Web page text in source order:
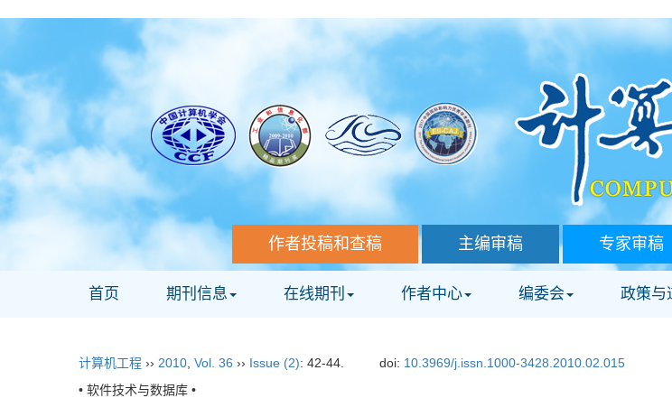
作者投稿和查稿 主编审稿 专家审稿
首页 期刊信息 在线期刊 作者中心 编委会 政策与
计算机工程 ›› 2010 Vol. 36 ›› Issue (2): 42-44. doi: 10.3969/j.issn.1000-3428.2010.02.015
• 软件技术与数据库 •